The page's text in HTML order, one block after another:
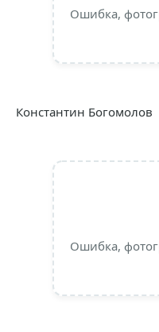
Ошибка,
Константин Богомолов
Ошибка,